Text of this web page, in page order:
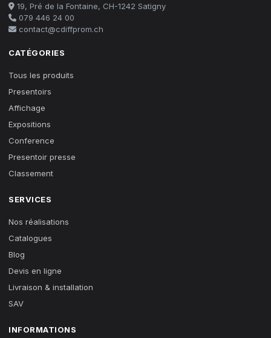
19, Pré de la Fontaine, CH-1242 Satigny
079 446 24 00
contact@cdiffprom.ch
CATÉGORIES
Tous les produits
Presentoirs
Affichage
Expositions
Conference
Presentoir presse
Classement
SERVICES
Nos réalisations
Catalogues
Blog
Devis en ligne
Livraison & installation
SAV
INFORMATIONS